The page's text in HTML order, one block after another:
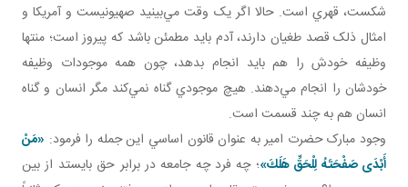
شکست، قهري است. حالا اگر يک وقت مي‌بينيد صهيونيست و آمريکا و
امثال ذلک قصد طغيان دارند، آدم بايد مطمئن باشد که پيروز است؛ منتها
وظيفه خودش را هم بايد انجام بدهد، چون همه موجودات وظيفه
خودشان را انجام مي‌دهند. هيچ موجودي گناه نمي‌کند مگر انسان و گناه
انسان هم به چند قسمت است.
وجود مبارک حضرت امير به عنوان قانون اساسي اين جمله را فرمود: «مَنْ
أَبْدَى صَفْحَتَهُ لِلْحَقِّ هَلَكَ»؛ چه فرد چه جامعه در برابر حق بايستد از بين